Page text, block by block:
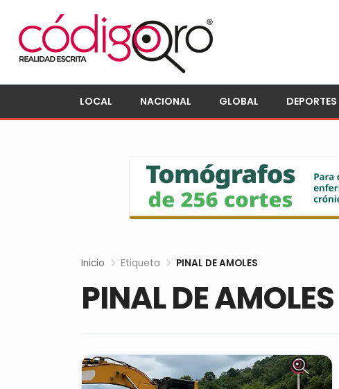
LOCAL NACIONAL GLOBAL DEPORTES
Inicio Etiqueta PINAL DE AMOLES
PINAL DE AMOLES